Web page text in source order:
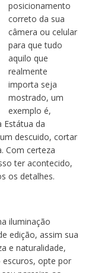
posicionamento
correto da sua
câmera ou celular
para que tudo
aquilo que
realmente
importa seja
mostrado, um
exemplo é,
Estátua da
descuido, cortar
Com certeza
ter acontecido,
os detalhes.
iluminação
edição, assim sua
e naturalidade,
opte por